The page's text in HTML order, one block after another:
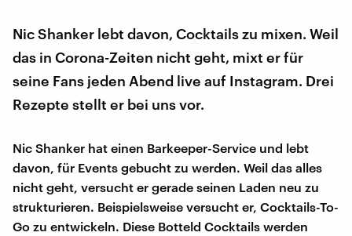
Nic Shanker lebt davon, Cocktails zu mixen. Weil
das in Corona-Zeiten nicht geht, mixt er für
seine Fans jeden Abend live auf Instagram. Drei
Rezepte stellt er bei uns vor.
Nic Shanker hat einen Barkeeper-Service und lebt
davon, für Events gebucht zu werden. Weil das alles
nicht geht, versucht er gerade seinen Laden neu zu
strukturieren. Beispielsweise versucht er, Cocktails-To-
Go zu entwickeln. Diese Botteld Cocktails werden